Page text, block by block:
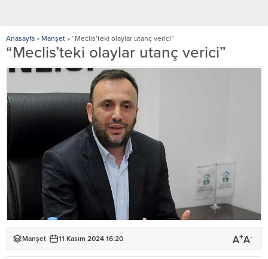
Anasayfa » Manşet » “Meclis’teki olaylar utanç verici”
“Meclis’teki olaylar utanç verici”
Manşet 11 Kasım 2024 16:20 A+A-